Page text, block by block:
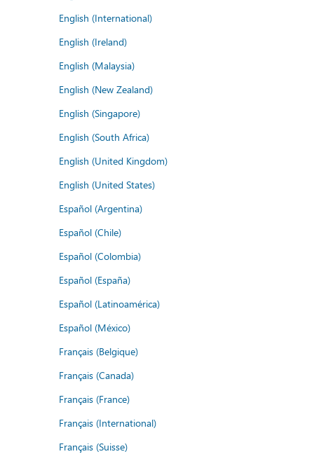
English (International)
English (Ireland)
English (Malaysia)
English (New Zealand)
English (Singapore)
English (South Africa)
English (United Kingdom)
English (United States)
Español (Argentina)
Español (Chile)
Español (Colombia)
Español (España)
Español (Latinoamérica)
Español (México)
Français (Belgique)
Français (Canada)
Français (France)
Français (International)
Français (Suisse)